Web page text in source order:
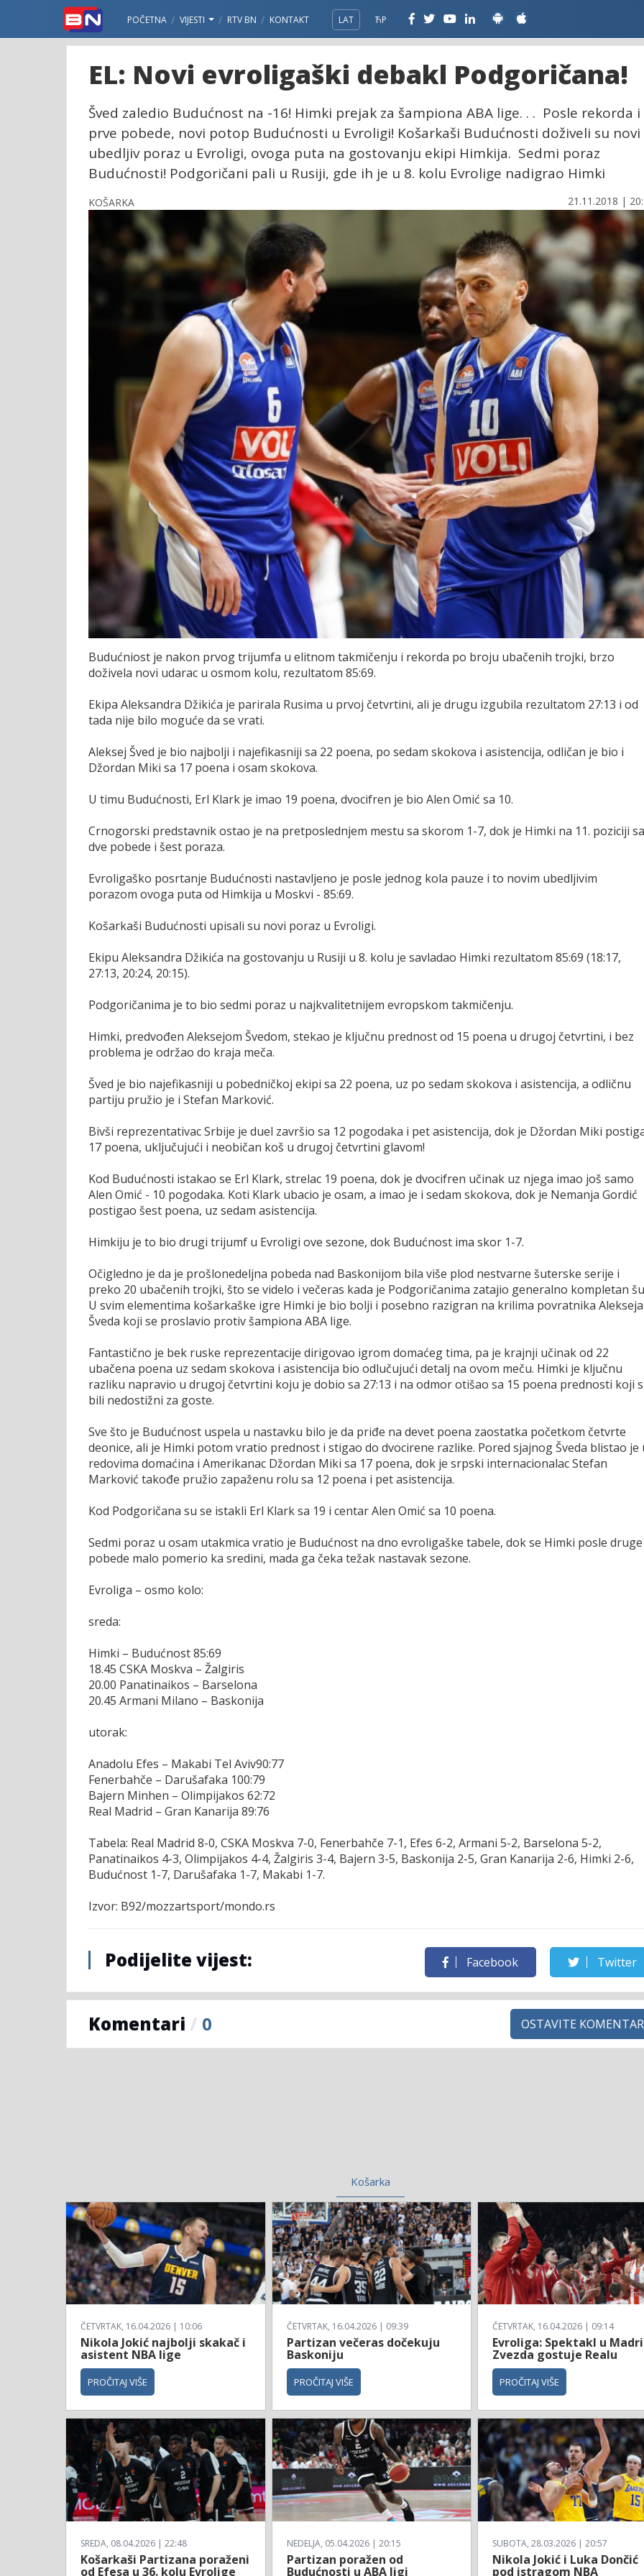
POČETNA VIJESTI RTV BN KONTAKT LAT ЋР
EL: Novi evroligaški debakl Podgoričana!
Šved zaledio Budućnost na -16! Himki prejak za šampiona ABA lige. . . Posle rekorda i
prve pobede, novi potop Budućnosti u Evroligi! Košarkaši Budućnosti doživeli su novi
ubedljiv poraz u Evroligi, ovoga puta na gostovanju ekipi Himkija. Sedmi poraz
Budućnosti! Podgoričani pali u Rusiji, gde ih je u 8. kolu Evrolige nadigrao Himki
KOŠARKA 21.11.2018 |
Budućniost je nakon prvog trijumfa u elitnom takmičenju i rekorda po broju ubačenih trojki, brzo
doživela novi udarac u osmom kolu, rezultatom 85:69.
Ekipa Aleksandra Džikića je parirala Rusima u prvoj četvrtini, ali je drugu izgubila rezultatom 27:13 i od
tada nije bilo moguće da se vrati.
Aleksej Šved je bio najbolji i najefikasniji sa 22 poena, po sedam skokova i asistencija, odličan je bio i
Džordan Miki sa 17 poena i osam skokova.
U timu Budućnosti, Erl Klark je imao 19 poena, dvocifren je bio Alen Omić sa 10.
Crnogorski predstavnik ostao je na pretposlednjem mestu sa skorom 1-7, dok je Himki na 11. poziciji sa
dve pobede i šest poraza.
Evroligaško posrtanje Budućnosti nastavljeno je posle jednog kola pauze i to novim ubedljivim
porazom ovoga puta od Himkija u Moskvi - 85:69.
Košarkaši Budućnosti upisali su novi poraz u Evroligi.
Ekipu Aleksandra Džikića na gostovanju u Rusiji u 8. kolu je savladao Himki rezultatom 85:69 (18:17,
27:13, 20:24, 20:15).
Podgoričanima je to bio sedmi poraz u najkvalitetnijem evropskom takmičenju.
Himki, predvođen Aleksejom Švedom, stekao je ključnu prednost od 15 poena u drugoj četvrtini, i bez
problema je održao do kraja meča.
Šved je bio najefikasniji u pobedničkoj ekipi sa 22 poena, uz po sedam skokova i asistencija, a odličnu
partiju pružio je i Stefan Marković.
Bivši reprezentativac Srbije je duel završio sa 12 pogodaka i pet asistencija, dok je Džordan Miki
17 poena, uključujući i neobičan koš u drugoj četvrtini glavom!
Kod Budućnosti istakao se Erl Klark, strelac 19 poena, dok je dvocifren učinak uz njega imao još samo
Alen Omić - 10 pogodaka. Koti Klark ubacio je osam, a imao je i sedam skokova, dok je Nemanja Gordić
postigao šest poena, uz sedam asistencija.
Himkiju je to bio drugi trijumf u Evroligi ove sezone, dok Budućnost ima skor 1-7.
Očigledno je da je prošlonedeljna pobeda nad Baskonijom bila više plod nestvarne šuterske serije i
preko 20 ubačenih trojki, što se videlo i večeras kada je Podgoričanima zatajio generalno kompletan
U svim elementima košarkaške igre Himki je bio bolji i posebno razigran na krilima povratnika Alekseja
Šveda koji se proslavio protiv šampiona ABA lige.
Fantastično je bek ruske reprezentacije dirigovao igrom domaćeg tima, pa je krajnji učinak od 22
ubačena poena uz sedam skokova i asistencija bio odlučujući detalj na ovom meču. Himki je ključnu
razliku napravio u drugoj četvrtini koju je dobio sa 27:13 i na odmor otišao sa 15 poena prednosti koji
bili nedostižni za goste.
Sve što je Budućnost uspela u nastavku bilo je da priđe na devet poena zaostatka početkom četvrte
deonice, ali je Himki potom vratio prednost i stigao do dvocirene razlike. Pored sjajnog Šveda blistao je
redovima domaćina i Amerikanac Džordan Miki sa 17 poena, dok je srpski internacionalac Stefan
Marković takođe pružio zapaženu rolu sa 12 poena i pet asistencija.
Kod Podgoričana su se istakli Erl Klark sa 19 i centar Alen Omić sa 10 poena.
Sedmi poraz u osam utakmica vratio je Budućnost na dno evroligaške tabele, dok se Himki posle druge
pobede malo pomerio ka sredini, mada ga čeka težak nastavak sezone.
Evroliga – osmo kolo:
sreda:
Himki – Budućnost 85:69
18.45 CSKA Moskva – Žalgiris
20.00 Panatinaikos – Barselona
20.45 Armani Milano – Baskonija
utorak:
Anadolu Efes – Makabi Tel Aviv90:77
Fenerbahče – Darušafaka 100:79
Bajern Minhen – Olimpijakos 62:72
Real Madrid – Gran Kanarija 89:76
Tabela: Real Madrid 8-0, CSKA Moskva 7-0, Fenerbahče 7-1, Efes 6-2, Armani 5-2, Barselona 5-2,
Panatinaikos 4-3, Olimpijakos 4-4, Žalgiris 3-4, Bajern 3-5, Baskonija 2-5, Gran Kanarija 2-6, Himki 2-6,
Budućnost 1-7, Darušafaka 1-7, Makabi 1-7.
Izvor: B92/mozzartsport/mondo.rs
Podijelite vijest: Facebook Twitter
Komentari / 0 OSTAVITE KOMENTAR
Košarka
ČETVRTAK, 16.04.2026 | 10:06
Nikola Jokić najbolji skakač i
asistent NBA lige
PROČITAJ VIŠE
ČETVRTAK, 16.04.2026 | 09:39
Partizan večeras dočekuju
Baskoniju
PROČITAJ VIŠE
ČETVRTAK, 16.04.2026 | 09:14
Evroliga: Spektakl u
Zvezda gostuje Realu
PROČITAJ VIŠE
SREDA, 08.04.2026 | 22:48
Košarkaši Partizana poraženi
od Efesa u 36. kolu Evrolige
NEDELJA, 05.04.2026 | 20:15
Partizan poražen od
Budućnosti u ABA ligi
SUBOTA, 28.03.2026 | 20:57
Nikola Jokić i Luka Dončić
pod istragom NBA